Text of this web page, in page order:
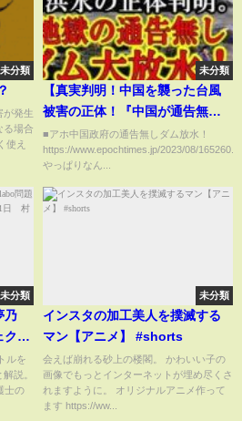
未分類
が発生
る場合
使え
未分類
【真実判明！中国を襲った台風
被害の正体！『中国が通告無し
でダムを放水し犠牲者無数！』
日本マスコミ隠ぺいしたな！】
しかも地方政府の救助要請を削
除って中国政府。。中央・北京
にいる高官を助ける為なら国民
■アホ中国政府の通告無しダム放水！
https://www.epochtimes.jp/2023/08/
やっぱりなん...
未分類
乃
ト
厚
ルを
説。
士の
未分類
インスタの加工美人を撲滅する
マン【アニメ】 #shorts
会えば崩れる砂上の楼閣。 かわいい子の
画像でもっとインターネットが埋め尽くさ
れますように。 オリジナルアニメ作って
ます https://ww...